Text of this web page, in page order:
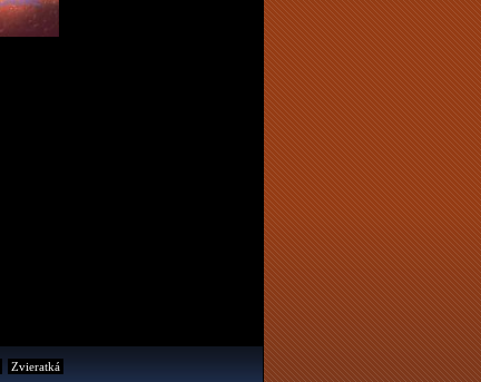
Zvieratká